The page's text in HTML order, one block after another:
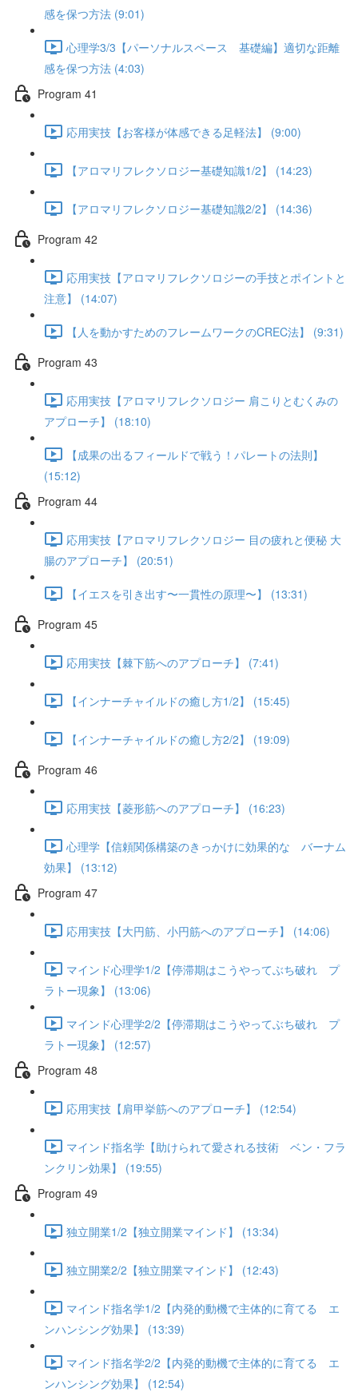
感を保つ方法 (9:01)
心理学3/3【パーソナルスペース 基礎編】適切な距離
感を保つ方法 (4:03)
Program 41
応用実技【お客様が体感できる足軽法】 (9:00)
【アロマリフレクソロジー基礎知識1/2】 (14:23)
【アロマリフレクソロジー基礎知識2/2】 (14:36)
Program 42
応用実技【アロマリフレクソロジーの手技とポイントと
注意】 (14:07)
【人を動かすためのフレームワークのCREC法】 (9:31)
Program 43
応用実技【アロマリフレクソロジー 肩こりとむくみの
アプローチ】 (18:10)
【成果の出るフィールドで戦う！パレートの法則】
(15:12)
Program 44
応用実技【アロマリフレクソロジー 目の疲れと便秘 大
腸のアプローチ】 (20:51)
【イエスを引き出す〜一貫性の原理〜】 (13:31)
Program 45
応用実技【棘下筋へのアプローチ】 (7:41)
【インナーチャイルドの癒し方1/2】 (15:45)
【インナーチャイルドの癒し方2/2】 (19:09)
Program 46
応用実技【菱形筋へのアプローチ】 (16:23)
心理学【信頼関係構築のきっかけに効果的な バーナム
効果】 (13:12)
Program 47
応用実技【大円筋、小円筋へのアプローチ】 (14:06)
マインド心理学1/2【停滞期はこうやってぶち破れ プ
ラトー現象】 (13:06)
マインド心理学2/2【停滞期はこうやってぶち破れ プ
ラトー現象】 (12:57)
Program 48
応用実技【肩甲挙筋へのアプローチ】 (12:54)
マインド指名学【助けられて愛される技術 ベン・フラ
ンクリン効果】 (19:55)
Program 49
独立開業1/2【独立開業マインド】 (13:34)
独立開業2/2【独立開業マインド】 (12:43)
マインド指名学1/2【内発的動機で主体的に育てる エ
ンハンシング効果】 (13:39)
マインド指名学2/2【内発的動機で主体的に育てる エ
ンハンシング効果】 (12:54)